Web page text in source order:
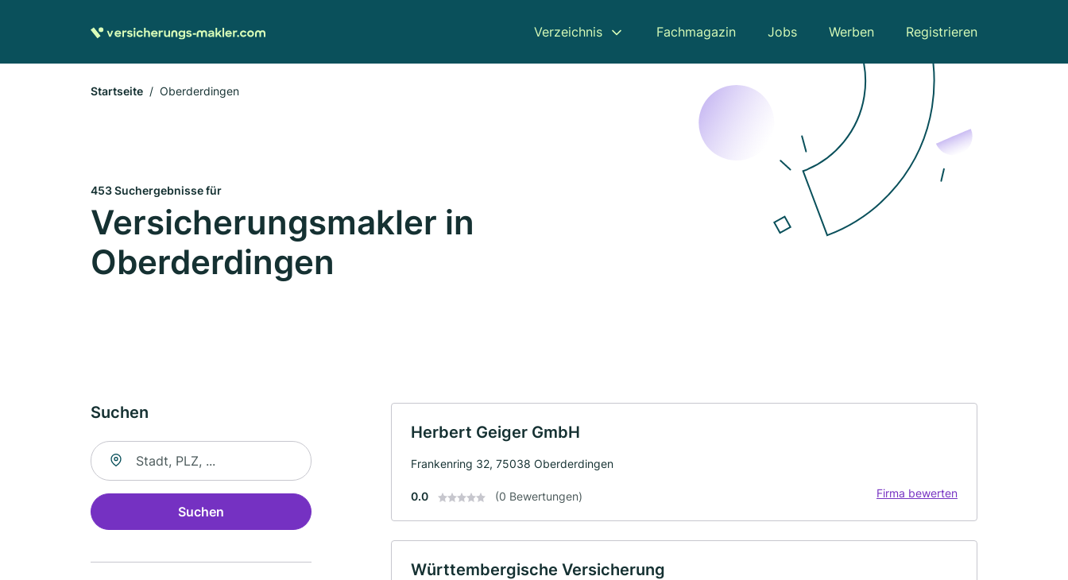
Verzeichnis Fachmagazin Jobs Werben Registrieren
Startseite Oberderdingen
453 Suchergebnisse für
Versicherungsmakler in
Oberderdingen
Suchen
Suche nach Ort
Suchen
Herbert Geiger GmbH
Frankenring 32, 75038 Oberderdingen
0.0 (0 Bewertungen) Firma bewerten
Württembergische Versicherung